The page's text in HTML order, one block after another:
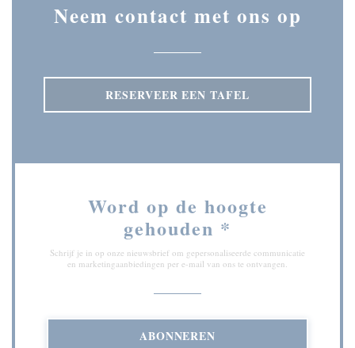
Neem contact met ons op
RESERVEER EEN TAFEL
Word op de hoogte
gehouden *
Schrijf je in op onze nieuwsbrief om gepersonaliseerde communicatie
en marketingaanbiedingen per e-mail van ons te ontvangen.
ABONNEREN